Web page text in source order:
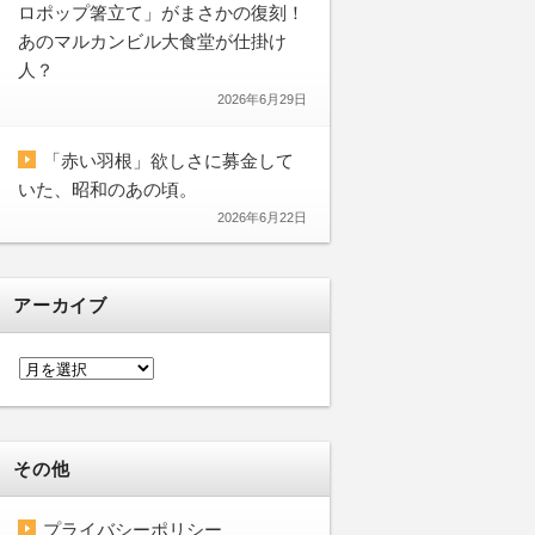
ロポップ箸立て」がまさかの復刻！
あのマルカンビル大食堂が仕掛け
人？
2026年6月29日
「赤い羽根」欲しさに募金して
いた、昭和のあの頃。
2026年6月22日
アーカイブ
ア
イ
ブ
その他
プライバシーポリシー